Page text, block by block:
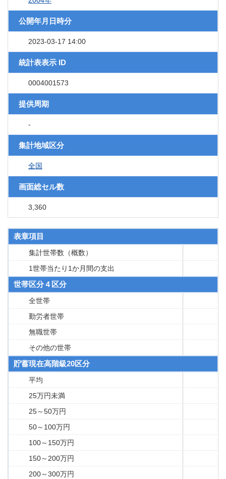
公開年月日時分
2023-03-17 14:00
統計表表示 ID
0004001573
提供周期
-
集計地域区分
全国
画面総セル数
3,360
表章項目
集計世帯数（概数）
1世帯当たり1か月間の支出
世帯区分４区分
全世帯
勤労者世帯
無職世帯
その他の世帯
貯蓄現在高階級20区分
平均
25万円未満
25～50万円
50～100万円
100～150万円
150～200万円
200～300万円